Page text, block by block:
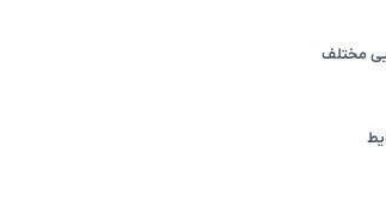
مختلف